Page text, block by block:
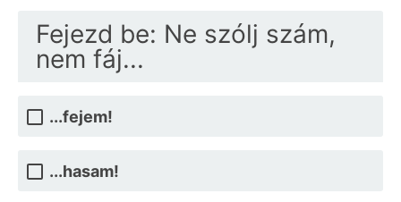
Fejezd be: Ne szólj szám,
nem fáj...
...fejem!
...hasam!